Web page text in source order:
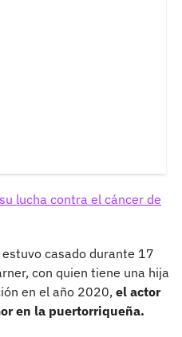
lucha contra el cáncer de
casado durante 17
con quien tiene una hija
en el año 2020, el actor
en la puertorriqueña.